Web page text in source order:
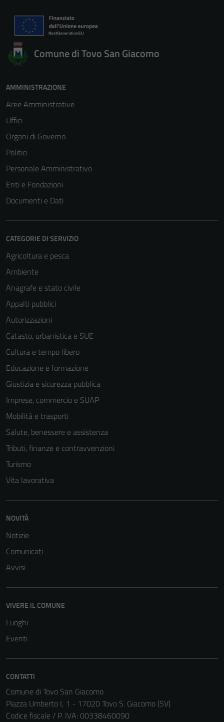
Comune di Tovo San Giacomo
AMMINISTRAZIONE
Aree Amministrative
Uffici
Organi di Governo
Politici
Personale Amministrativo
Enti e Fondazioni
Documenti e Dati
CATEGORIE DI SERVIZIO
Agricoltura e pesca
Ambiente
Anagrafe e stato civile
Appalti pubblici
Autorizzazioni
Catasto, urbanistica e SUE
Cultura e tempo libero
Educazione e formazione
Giustizia e sicurezza pubblica
Imprese, commercio e SUAP
Mobilità e trasporti
Salute, benessere e assistenza
Tributi, finanze e contravvenzioni
Turismo
Vita lavorativa
NOVITÀ
Notizie
Comunicati
Avvisi
VIVERE IL COMUNE
Luoghi
Eventi
CONTATTI
Comune di Tovo San Giacomo
Piazza Umberto I, 1 - 17020 Tovo S. Giacomo (SV)
Codice fiscale / P. IVA: 00338460090